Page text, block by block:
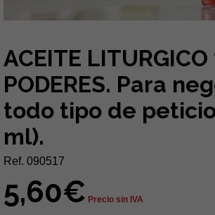
ACEITE LITURGICO
PODERES. Para
todo tipo de
ml).
Ref. 090517
5,60€ Precio sin IVA